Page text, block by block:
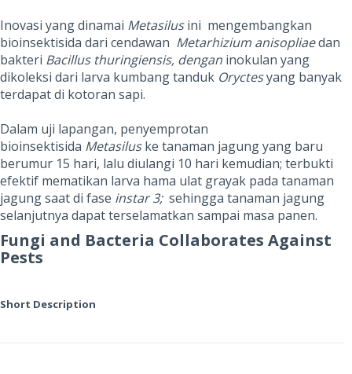
Inovasi yang dinamai Metasilusini mengembangkan
bioinsektisida dari cendawan Metarhizium anisopliaedan
bakteri Bacillus thuringiensis, dengan inokulan yang
dikoleksi dari larva kumbang tanduk Oryctesyang banyak
terdapat di kotoran sapi.
Dalam uji lapangan, penyemprotan
bioinsektisida Metasiluske tanaman jagung yang baru
berumur 15 hari, lalu diulangi 10 hari kemudian; terbukti
efektif mematikan larva hama ulat grayak pada tanaman
jagung saat di fase instar 3; sehingga tanaman jagung
selanjutnya dapat terselamatkan sampai masa panen.
Fungi and Bacteria Collaborates Against
Pests
Short Description